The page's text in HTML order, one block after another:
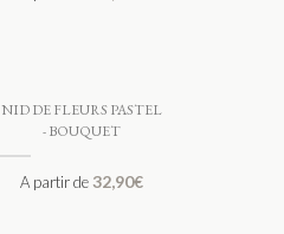
NID DE FLEURS PASTEL
- BOUQUET
A partir de 32,90€